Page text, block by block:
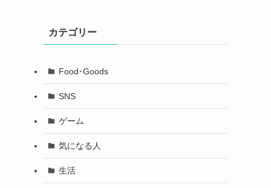
カテゴリー
Food･Goods
SNS
ゲーム
気になる人
生活